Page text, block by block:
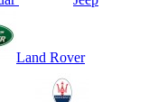
Land Rover